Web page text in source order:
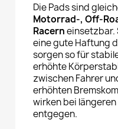
Die Pads sind
Motorrad-, Off-
Racerneinsetzbar.
eine gute Haftung
sorgen so für
erhöhte
zwischen Fahrer
erhöhten
wirken bei
entgegen.